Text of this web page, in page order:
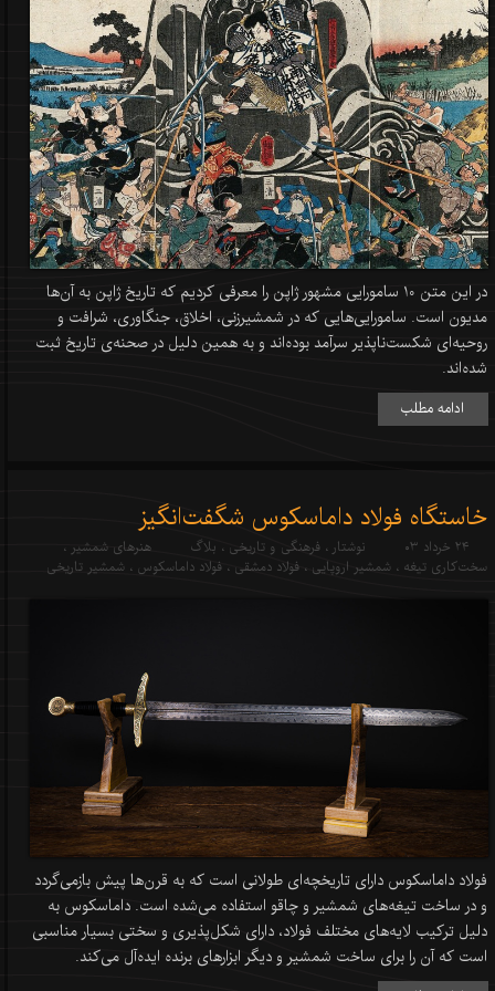
در این متن 10 سامورایی مشهور ژاپن را معرفی کردیم که تاریخ ژاپن به آن‌ها
مدیون است. سامورایی‌هایی که در شمشیرزنی، اخلاق، جنگاوری، شرافت و
روحیه‌ای شکست‌ناپذیر سرآمد بوده‌اند و به همین دلیل در صحنه‌ی تاریخ ثبت
شده‌اند.
ادامه مطلب
خاستگاه فولاد داماسکوس شگفت‌انگیز
۲۴ خرداد ۰۳ نوشتار ، فرهنگی و تاریخی ، بلاگ هنرهای شمشیر ،
سخت‌کاری تیغه ، شمشیر اروپایی ، فولاد دمشقی ، فولاد داماسکوس ، شمشیر تاریخی
فولاد داماسکوس دارای تاریخچه‌ای طولانی است که به قرن‌ها پیش بازمی‌گردد
و در ساخت تیغه‌های شمشیر و چاقو استفاده می‌شده است. داماسکوس به
دلیل ترکیب لایه‌های مختلف فولاد، دارای شکل‌پذیری و سختی بسیار مناسبی
است که آن را برای ساخت شمشیر و دیگر ابزارهای برنده ایده‌آل می‌کند.